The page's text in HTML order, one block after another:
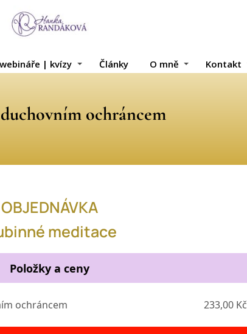
| kvízy Články O mně Kontakt
ochráncem
OBJEDNÁVKA
meditace
Položky a ceny
ochráncem 233,00 Kč